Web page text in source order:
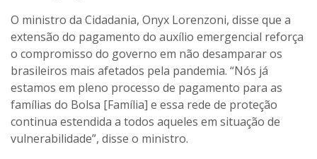
O ministro da Cidadania, Onyx Lorenzoni, disse que a
extensão do pagamento do auxílio emergencial reforça
o compromisso do governo em não desamparar os
brasileiros mais afetados pela pandemia. “Nós já
estamos em pleno processo de pagamento para as
famílias do Bolsa [Família] e essa rede de proteção
continua estendida a todos aqueles em situação de
vulnerabilidade”, disse o ministro.